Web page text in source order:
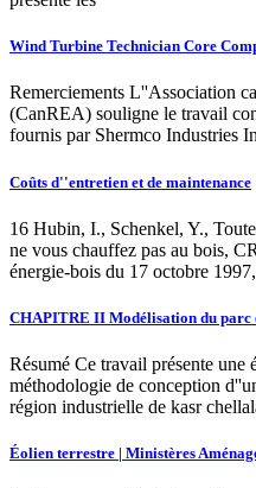
Wind Turbine Technician Core
Remerciements L''Association
(CanREA) souligne le travail
fournis par Shermco Industries
Coûts d''entretien et de maintenance
16 Hubin, I., Schenkel, Y.,
ne vous chauffez pas au bois,
énergie-bois du 17 octobre
CHAPITRE II Modélisation du parc
Résumé Ce travail présente
méthodologie de conception
région industrielle de kasr
Éolien terrestre | Ministères